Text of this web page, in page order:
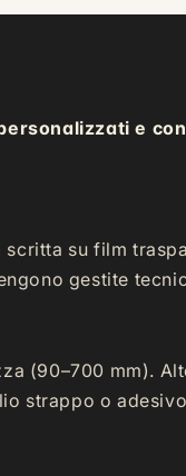
e
su film
gestite
(90–700 mm).
strappo o